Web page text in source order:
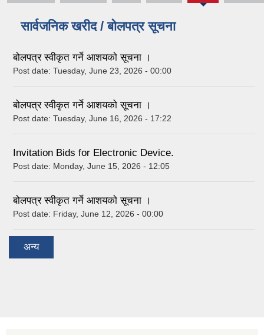
सार्वजनिक खरीद / बोलपत्र सूचना
बोलपत्र स्वीकृत गर्ने आशयको सूचना ।
Post date: Tuesday, June 23, 2026 - 00:00
बोलपत्र स्वीकृत गर्ने आशयको सूचना ।
Post date: Tuesday, June 16, 2026 - 17:22
Invitation Bids for Electronic Device.
Post date: Monday, June 15, 2026 - 12:05
बोलपत्र स्वीकृत गर्ने आशयको सूचना ।
Post date: Friday, June 12, 2026 - 00:00
अन्य